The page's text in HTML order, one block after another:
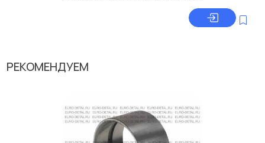
РЕКОМЕНДУЕМ